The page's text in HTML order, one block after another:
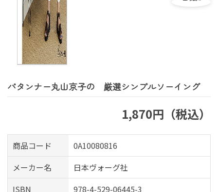
パタンナー丸山京子の 厳選シンプルソーイング
1,870円（税込）
商品コード
0A10080816
メーカー名
日本ヴォーグ社
ISBN
978-4-529-06445-3